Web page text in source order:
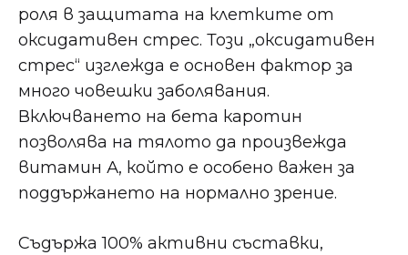
роля в защитата на клетките от
оксидативен стрес. Този „оксидативен
стрес“ изглежда е основен фактор за
много човешки заболявания.
Включването на бета каротин
позволява на тялото да произвежда
витамин А, който е особено важен за
поддържането на нормално зрение.
Съдържа 100% активни съставки,